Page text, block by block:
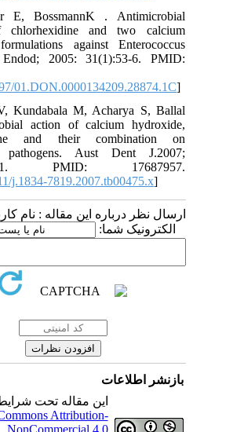
E, BossmannK . Antimicrobial
chlorhexidine and two calcium
formulations against Enterococcus
Endod; 2005: 31(1):53-6. PMID:
01.DON.0000134209.28874.1C
Kundabala M, Acharya S, Ballal
action of calcium hydroxide,
and their combination on
pathogens. Aust Dent J.2007;
21. PMID: 17687957.
j.1834-7819.2007.tb00475.x
ارسال نظر درباره این مقاله : نام
الکترونیک شما:
بازنشر اطلاعات
این مقاله تحت شرایط
Commons Attribution-
NonCommercial 4.0